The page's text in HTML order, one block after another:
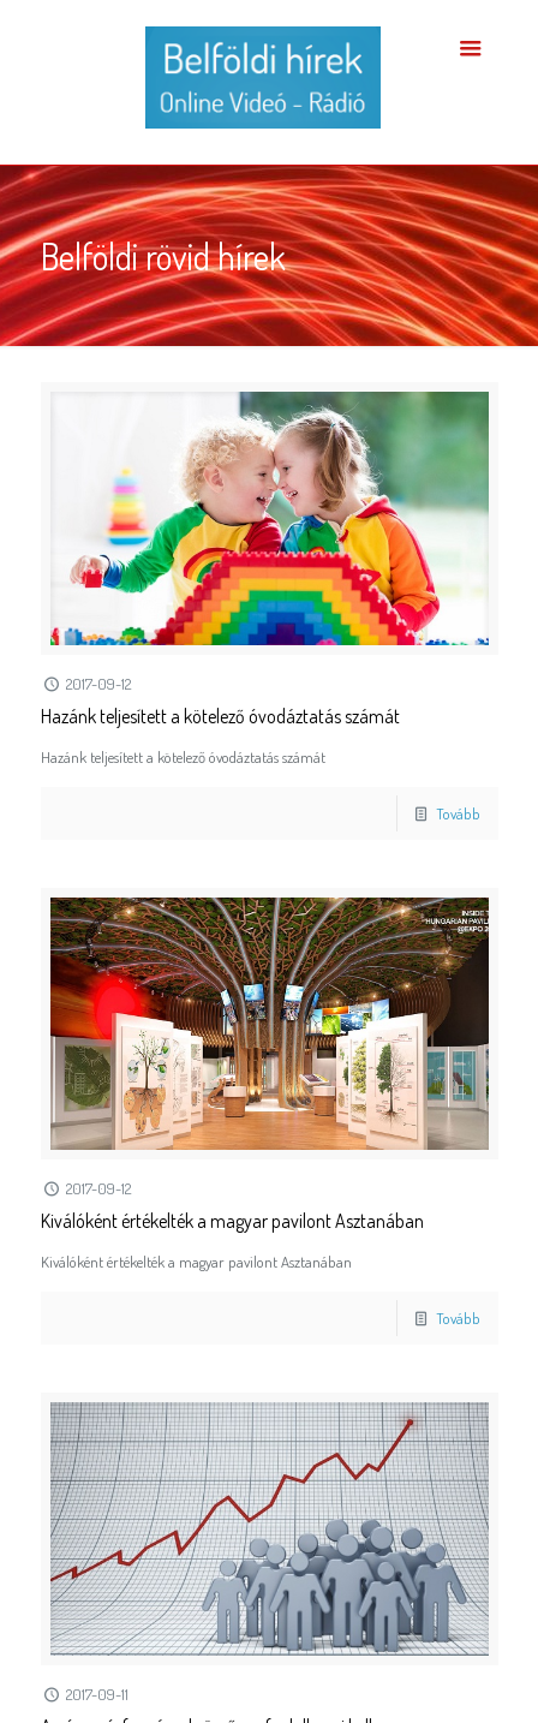
Belföldi rövid hírek
2017-09-12
Hazánk teljesített a kötelező óvodáztatás számát
Hazánk teljesített a kötelező óvodáztatás számát
Tovább
2017-09-12
Kiválóként értékelték a magyar pavilont Asztanában
Kiválóként értékelték a magyar pavilont Asztanában
Tovább
2017-09-11